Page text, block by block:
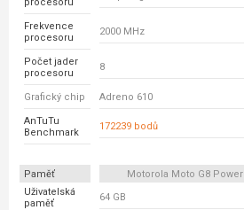
Frekvence
procesoru
2000 MHz
Počet jader
procesoru
8
Grafický chip Adreno 610
AnTuTu
Benchmark
172239 bodů
Paměť Motorola Moto G8 Power
Uživatelská
paměť
64 GB